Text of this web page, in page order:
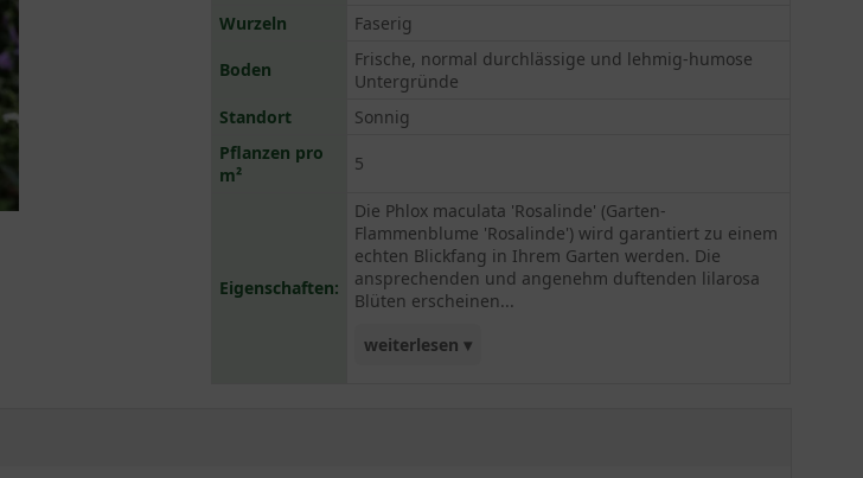
Wurzeln
Faserig
Boden
Frische, normal durchlässige und lehmig-humose
Untergründe
Standort
Sonnig
Pflanzen pro
m²
5
Eigenschaften:
Die Phlox maculata 'Rosalinde' (Garten-
Flammenblume 'Rosalinde') wird garantiert zu einem
echten Blickfang in Ihrem Garten werden. Die
ansprechenden und angenehm duftenden lilarosa
Blüten erscheinen...
weiterlesen ▾